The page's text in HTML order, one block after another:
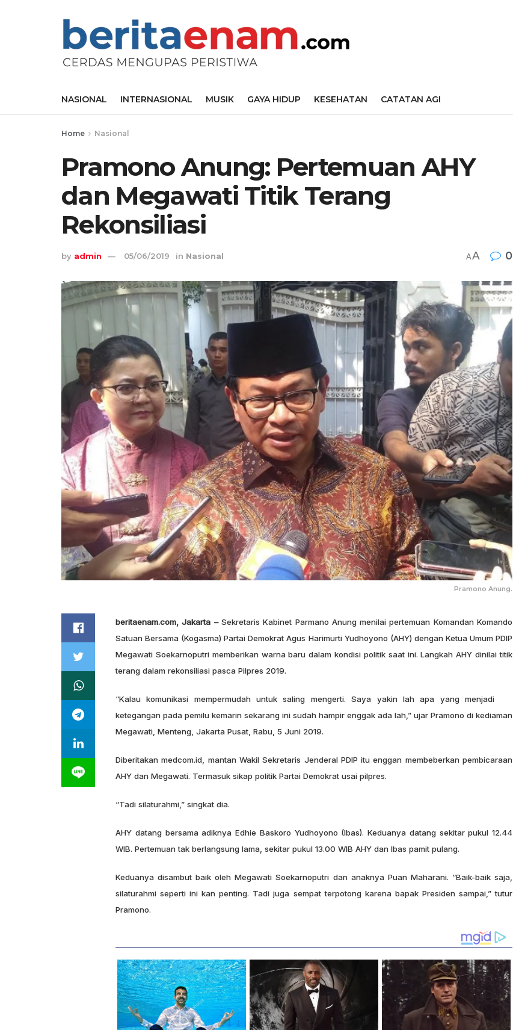
NASIONAL INTERNASIONAL MUSIK GAYA HIDUP KESEHATAN CATATAN AGI
Home Nasional
Pramono Anung: Pertemuan AHY
dan Megawati Titik Terang
Rekonsiliasi
by admin 05/06/2019 in Nasional AA 0
Pramono Anung.
beritaenam.com, Jakarta –Sekretaris Kabinet Parmano Anung menilai pertemuan Komandan Komando
Satuan Bersama (Kogasma) Partai Demokrat Agus Harimurti Yudhoyono (AHY) dengan Ketua Umum PDIP
Megawati Soekarnoputri memberikan warna baru dalam kondisi politik saat ini. Langkah AHY dinilai titik
terang dalam rekonsiliasi pasca Pilpres 2019.
“Kalau komunikasi mempermudah untuk saling mengerti. Saya yakin lah apa yang menjadi
ketegangan pada pemilu kemarin sekarang ini sudah hampir enggak ada lah,” ujar Pramono di kediaman
Megawati, Menteng, Jakarta Pusat, Rabu, 5 Juni 2019.
Diberitakan medcom.id, mantan Wakil Sekretaris Jenderal PDIP itu enggan membeberkan pembicaraan
AHY dan Megawati. Termasuk sikap politik Partai Demokrat usai pilpres.
“Tadi silaturahmi,” singkat dia.
AHY datang bersama adiknya Edhie Baskoro Yudhoyono (Ibas). Keduanya datang sekitar pukul 12.44
WIB. Pertemuan tak berlangsung lama, sekitar pukul 13.00 WIB AHY dan Ibas pamit pulang.
Keduanya disambut baik oleh Megawati Soekarnoputri dan anaknya Puan Maharani. “Baik-baik saja,
silaturahmi seperti ini kan penting. Tadi juga sempat terpotong karena bapak Presiden sampai,” tutur
Pramono.